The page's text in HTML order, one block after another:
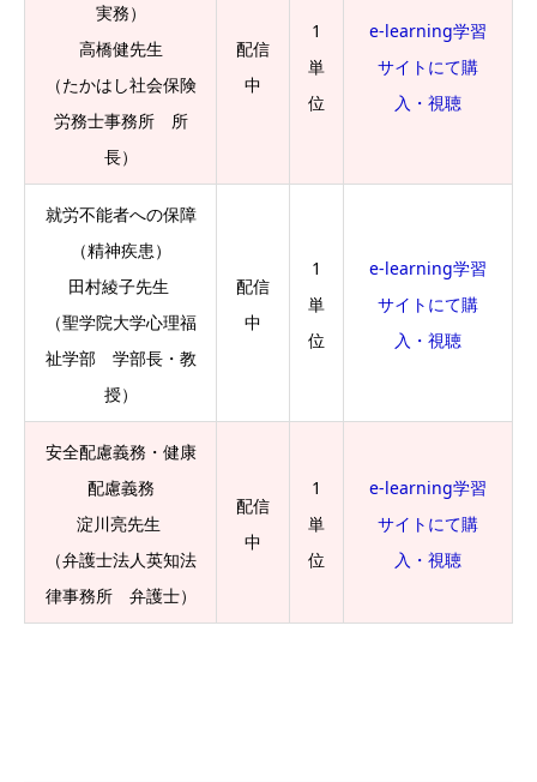
実務）
高橋健先生
（たかはし社会保険
労務士事務所 所
長）
配信
中
1
単
位
e-learning学習
サイトにて購
入・視聴
就労不能者への保障
（精神疾患）
田村綾子先生
（聖学院大学心理福
祉学部 学部長・教
授）
配信
中
1
単
位
e-learning学習
サイトにて購
入・視聴
安全配慮義務・健康
配慮義務
淀川亮先生
（弁護士法人英知法
律事務所 弁護士）
配信
中
1
単
位
e-learning学習
サイトにて購
入・視聴